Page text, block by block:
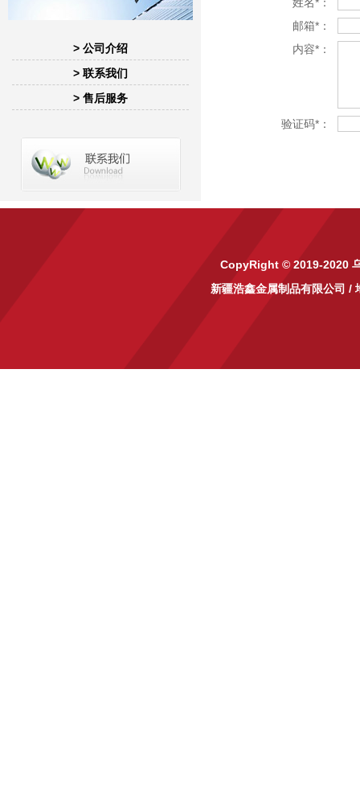
> 公司介绍
> 联系我们
> 售后服务
邮箱*：
内容*：
验证码*：
CopyRight © 2019-2020
新疆浩鑫金属制品有限公司 /